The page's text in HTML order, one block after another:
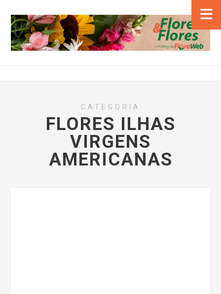
CATEGORIA
FLORES ILHAS
VIRGENS
AMERICANAS